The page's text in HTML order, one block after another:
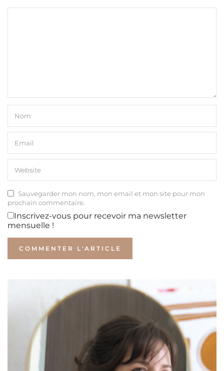
Sauvegarder mon nom, mon email et mon site pour mon
prochain commentaire.
Inscrivez-vous pour recevoir ma newsletter
mensuelle !